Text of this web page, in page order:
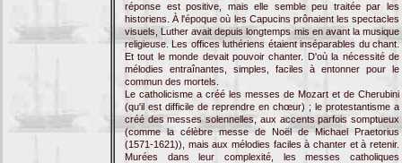
réponse est positive, mais elle semble peu traitée par les
historiens. À l'époque où les Capucins prônaient les spectacles
visuels, Luther avait depuis longtemps mis en avant la musique
religieuse. Les offices luthériens étaient inséparables du chant.
Et tout le monde devait pouvoir chanter. D'où la nécessité de
mélodies entraînantes, simples, faciles à entonner pour le
commun des mortels.
Le catholicisme a créé les messes de Mozart et de Cherubini
(qu'il est difficile de reprendre en chœur) ; le protestantisme a
créé des messes solennelles, aux accents parfois somptueux
(comme la célèbre messe de Noël de Michael Praetorius
(1571-1621)), mais aux mélodies faciles à chanter et à retenir.
Murées dans leur complexité, les messes catholiques